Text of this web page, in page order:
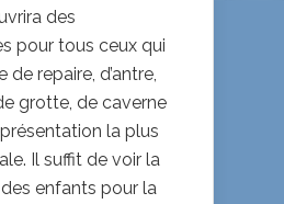
des
pour tous ceux qui
de repaire, d’antre,
grotte, de caverne
la plus
Il suffit de voir la
enfants pour la